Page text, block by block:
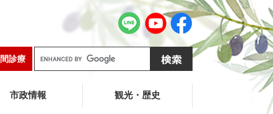
診療
g
市政情報 観光・歴史